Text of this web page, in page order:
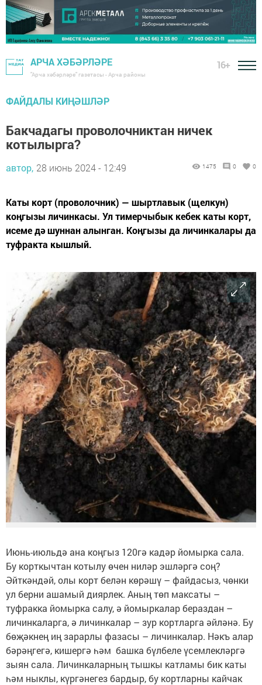
АРЧА ХӘБӘРЛӘРЕ
"Арча хәбәрләре" газетасы - Арча районы
16+
ФАЙДАЛЫ КИҢӘШЛӘР
Бакчадагы проволочниктан ничек
котылырга?
автор, 28 июнь 2024 - 12:49 1475 0 0
Каты корт (проволочник) — шыртлавык (щелкун)
коңгызы личинкасы. Ул тимерчыбык кебек каты корт,
исеме дә шуннан алынган. Коңгызы да личинкалары да
туфракта кышлый.
Июнь-июльдә ана коңгыз 120гә кадәр йомырка сала.
Бу корткычтан котылу өчен ниләр эшләргә соң?
Әйткәндәй, олы корт белән көрәшү – файдасыз, чөнки
ул берни ашамый диярлек. Аның төп максаты –
туфракка йомырка салу, ә йомыркалар бераздан –
личинкаларга, ә личинкалар – зур кортларга әйләнә. Бу
бөҗәкнең иң зарарлы фазасы – личинкалар. Нәкъ алар
бәрәңгегә, кишергә һәм башка бүлбеле үсемлекләргә
зыян сала. Личинкаларның тышкы катламы бик каты
һәм ныклы, күргәнегез бардыр, бу кортларны кайчак